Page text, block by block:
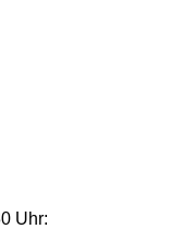
Uhr: